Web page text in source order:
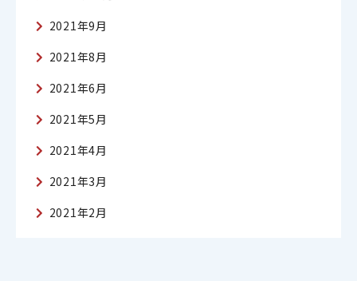
2021年9月
2021年8月
2021年6月
2021年5月
2021年4月
2021年3月
2021年2月